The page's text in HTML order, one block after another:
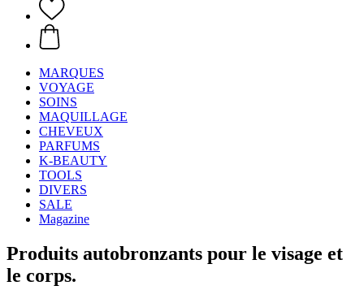
MARQUES
VOYAGE
SOINS
MAQUILLAGE
CHEVEUX
PARFUMS
K-BEAUTY
TOOLS
DIVERS
SALE
Magazine
Produits autobronzants pour le visage et
le corps.